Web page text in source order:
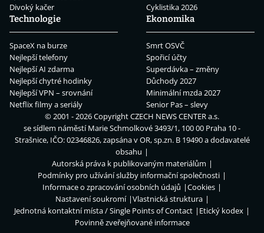
Divoký kačer
Cyklistika 2026
Technologie
SpaceX na burze
Nejlepší telefony
Nejlepší AI zdarma
Nejlepší chytré hodinky
Nejlepší VPN – srovnání
Netflix filmy a seriály
Ekonomika
Smrt OSVČ
Spořicí účty
Superdávka – změny
Důchody 2027
Minimální mzda 2027
Senior Pas – slevy
© 2001 - 2026 CopyrightCZECH NEWS CENTER a.s.
se sídlem náměstí Marie Schmolkové 3493/1, 100 00 Praha 10 -
Strašnice, IČO: 02346826, zapsána v OR, sp.zn. B 19490 a dodavatelé
obsahu
Autorská práva k publikovaným materiálům
Podmínky pro užívání služby informační společnosti
Informace o zpracování osobních údajů
Cookies
Nastavení soukromí
Vlastnická struktura
Jednotná kontaktní místa / Single Points of Contact
Etický kodex
Povinně zveřejňované informace